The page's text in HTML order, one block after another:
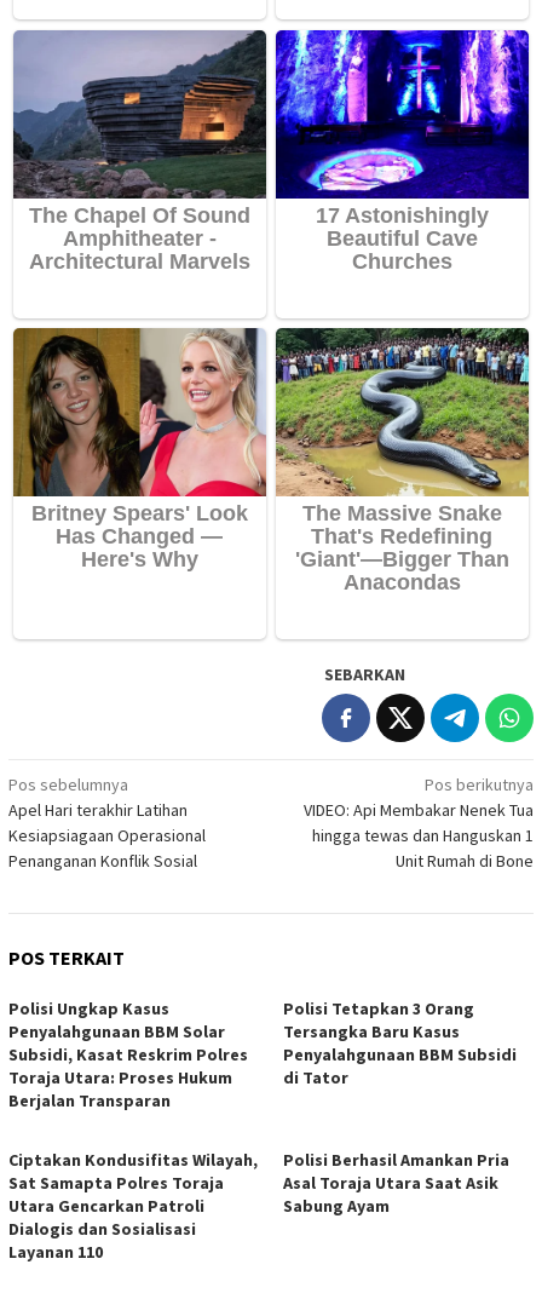
SEBARKAN
Navigasi
pos
Pos sebelumnya
Apel Hari terakhir Latihan
Kesiapsiagaan Operasional
Penanganan Konflik Sosial
Pos berikutnya
VIDEO: Api Membakar Nenek Tua
hingga tewas dan Hanguskan 1
Unit Rumah di Bone
POS TERKAIT
Polisi Ungkap Kasus
Penyalahgunaan BBM Solar
Subsidi, Kasat Reskrim Polres
Toraja Utara: Proses Hukum
Berjalan Transparan
Polisi Tetapkan 3 Orang
Tersangka Baru Kasus
Penyalahgunaan BBM Subsidi
di Tator
Ciptakan Kondusifitas Wilayah,
Sat Samapta Polres Toraja
Utara Gencarkan Patroli
Dialogis dan Sosialisasi
Layanan 110
Polisi Berhasil Amankan Pria
Asal Toraja Utara Saat Asik
Sabung Ayam